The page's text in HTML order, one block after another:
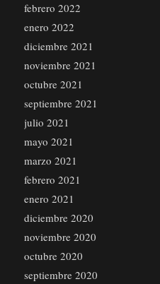
febrero 2022
enero 2022
diciembre 2021
noviembre 2021
octubre 2021
septiembre 2021
julio 2021
mayo 2021
marzo 2021
febrero 2021
enero 2021
diciembre 2020
noviembre 2020
octubre 2020
septiembre 2020